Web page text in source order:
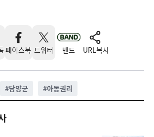
페이스북 트위터 밴드 URL복사
#담양군 #아동권리